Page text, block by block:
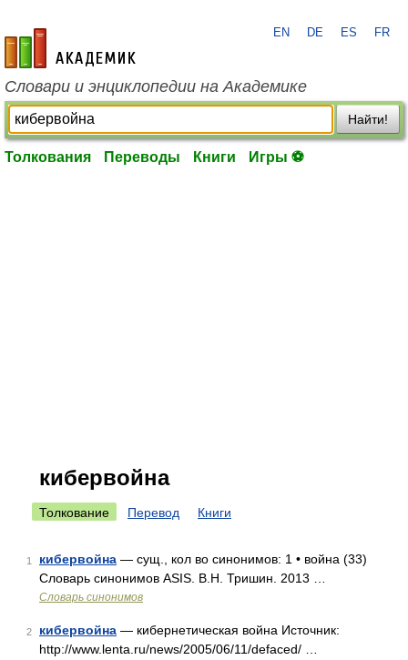
academic.ru
EN DE ES FR
Словари и энциклопедии на Академике
Найти!
Толкования Переводы Книги Игры ⚽
кибервойна
Толкование Перевод Книги
1 кибервойна — сущ., кол во синонимов: 1 • война (33)
Словарь синонимов ASIS. В.Н. Тришин. 2013 …
Словарь синонимов
2 кибервойна — кибернетическая война Источник:
http://www.lenta.ru/news/2005/06/11/defaced/ …